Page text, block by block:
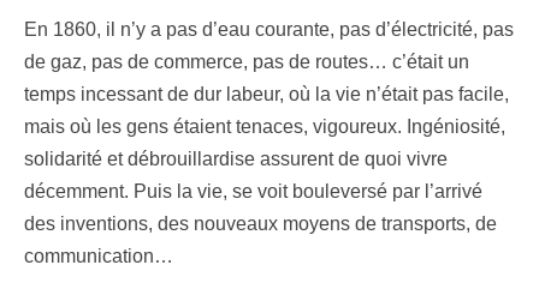
En 1860, il n’y a pas d’eau courante, pas d’électricité, pas
de gaz, pas de commerce, pas de routes… c’était un
temps incessant de dur labeur, où la vie n’était pas facile,
mais où les gens étaient tenaces, vigoureux. Ingéniosité,
solidarité et débrouillardise assurent de quoi vivre
décemment. Puis la vie, se voit bouleversé par l’arrivé
des inventions, des nouveaux moyens de transports, de
communication…